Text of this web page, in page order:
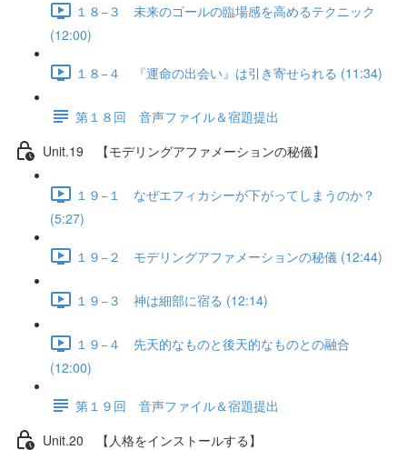
１８−３ 未来のゴールの臨場感を高めるテクニック
(12:00)
１８−４ 『運命の出会い』は引き寄せられる (11:34)
第１８回 音声ファイル＆宿題提出
Unit.19 【モデリングアファメーションの秘儀】
１９−１ なぜエフィカシーが下がってしまうのか？
(5:27)
１９−２ モデリングアファメーションの秘儀 (12:44)
１９−３ 神は細部に宿る (12:14)
１９−４ 先天的なものと後天的なものとの融合
(12:00)
第１９回 音声ファイル＆宿題提出
Unit.20 【人格をインストールする】